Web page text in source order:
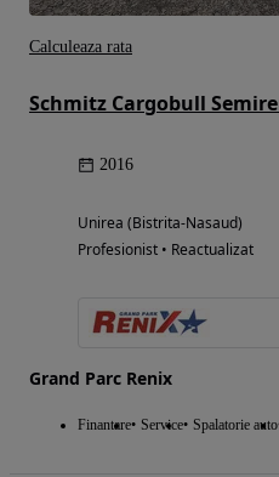
2016
Unirea (Bistrita-Nasaud)
Profesionist • Reactualizat
Grand Parc Renix
Finantare Service Spalatorie auto
Calculeaza rata